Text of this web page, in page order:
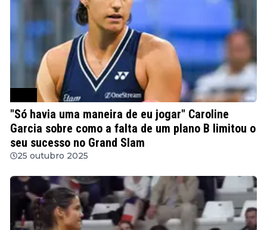
"Só havia uma maneira de eu jogar" Caroline
Garcia sobre como a falta de um plano B limitou o
seu sucesso no Grand Slam
25 outubro 2025